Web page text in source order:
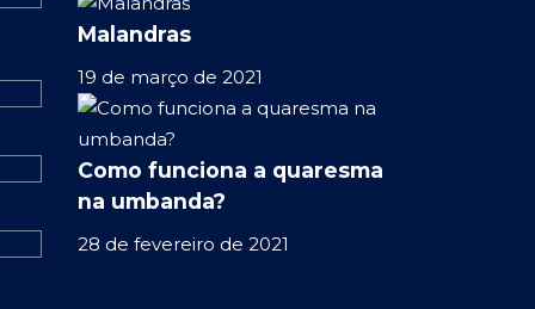
Malandras
19 de março de 2021
Como funciona a quaresma
na umbanda?
28 de fevereiro de 2021